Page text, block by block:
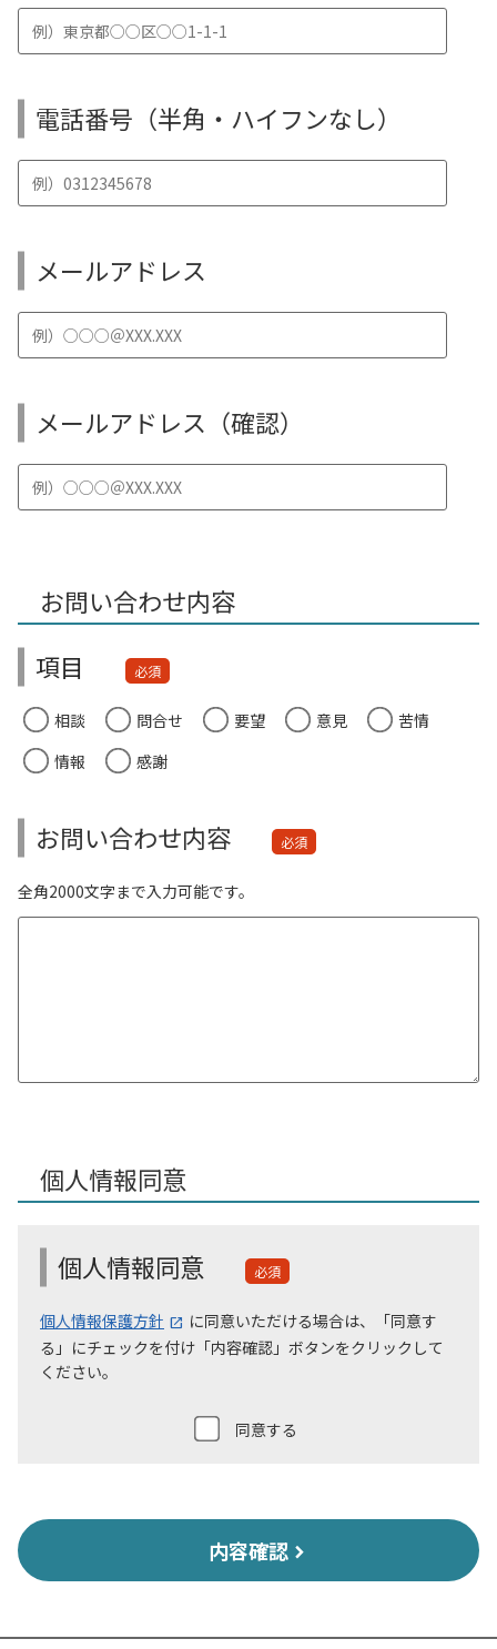
電話番号（半角・ハイフンなし）
メールアドレス
メールアドレス（確認）
お問い合わせ内容
必須
相談 問合せ 要望 意見
苦情
情報
感謝
お問い合わせ内容 必須
全角2000文字まで入力可能です。
個人情報同意
必須
個人情報保護方針
に同意いただける場合は、「同意す
る」にチェックを付け「内容確認」ボタンをクリックして
ください。
同意する
内容確認